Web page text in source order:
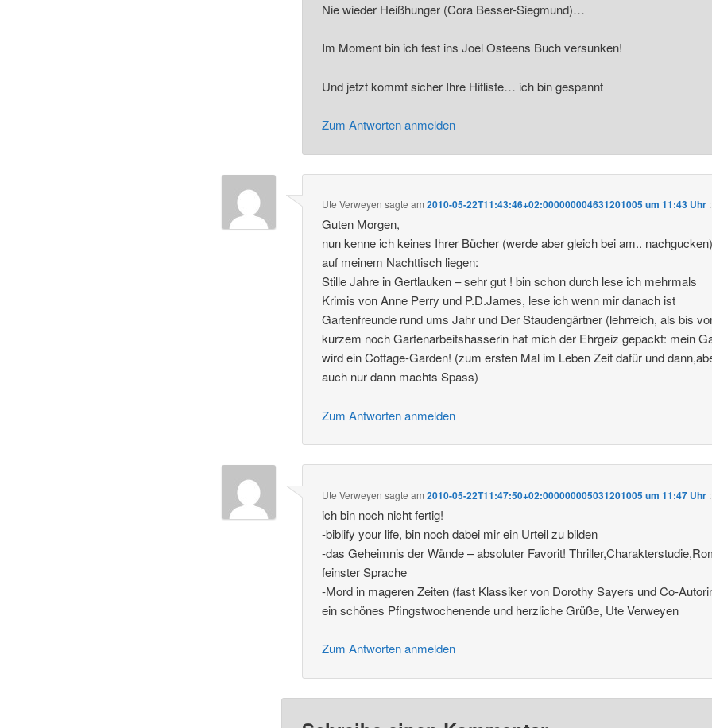
Nie wieder Heißhunger (Cora Besser-Siegmund)…
Im Moment bin ich fest ins Joel Osteens Buch versunken!
Und jetzt kommt sicher Ihre Hitliste… ich bin gespannt
Zum Antworten anmelden
Ute Verweyen sagte am2010-05-22T11:43:46+02:000000004631201005 um 11:43 Uhr :
Guten Morgen,
nun kenne ich keines Ihrer Bücher (werde aber gleich bei am.. nachgucken)
auf meinem Nachttisch liegen:
Stille Jahre in Gertlauken – sehr gut ! bin schon durch lese ich mehrmals
Krimis von Anne Perry und P.D.James, lese ich wenn mir danach ist
Gartenfreunde rund ums Jahr und Der Staudengärtner (lehrreich, als bis
kurzem noch Gartenarbeitshasserin hat mich der Ehrgeiz gepackt: mein
wird ein Cottage-Garden! (zum ersten Mal im Leben Zeit dafür und
auch nur dann machts Spass)
Zum Antworten anmelden
Ute Verweyen sagte am2010-05-22T11:47:50+02:000000005031201005 um 11:47 Uhr :
ich bin noch nicht fertig!
-biblify your life, bin noch dabei mir ein Urteil zu bilden
-das Geheimnis der Wände – absoluter Favorit!
feinster Sprache
-Mord in mageren Zeiten (fast Klassiker von Dorothy Sayers und Co-
ein schönes Pfingstwochenende und herzliche Grüße, Ute Verweyen
Zum Antworten anmelden